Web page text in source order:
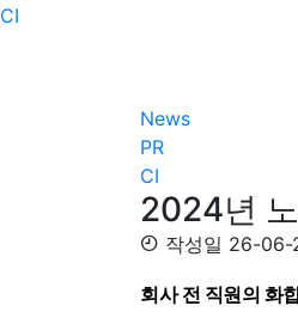
CI
News
PR
CI
2024년
작성일 26-06-
회사 전 직원의 화